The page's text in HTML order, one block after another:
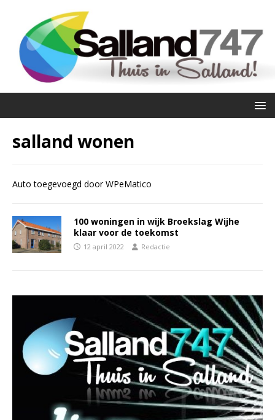
salland wonen
Auto toegevoegd door WPeMatico
100 woningen in wijk Broekslag Wijhe
klaar voor de toekomst
12 april 2022 Redactie